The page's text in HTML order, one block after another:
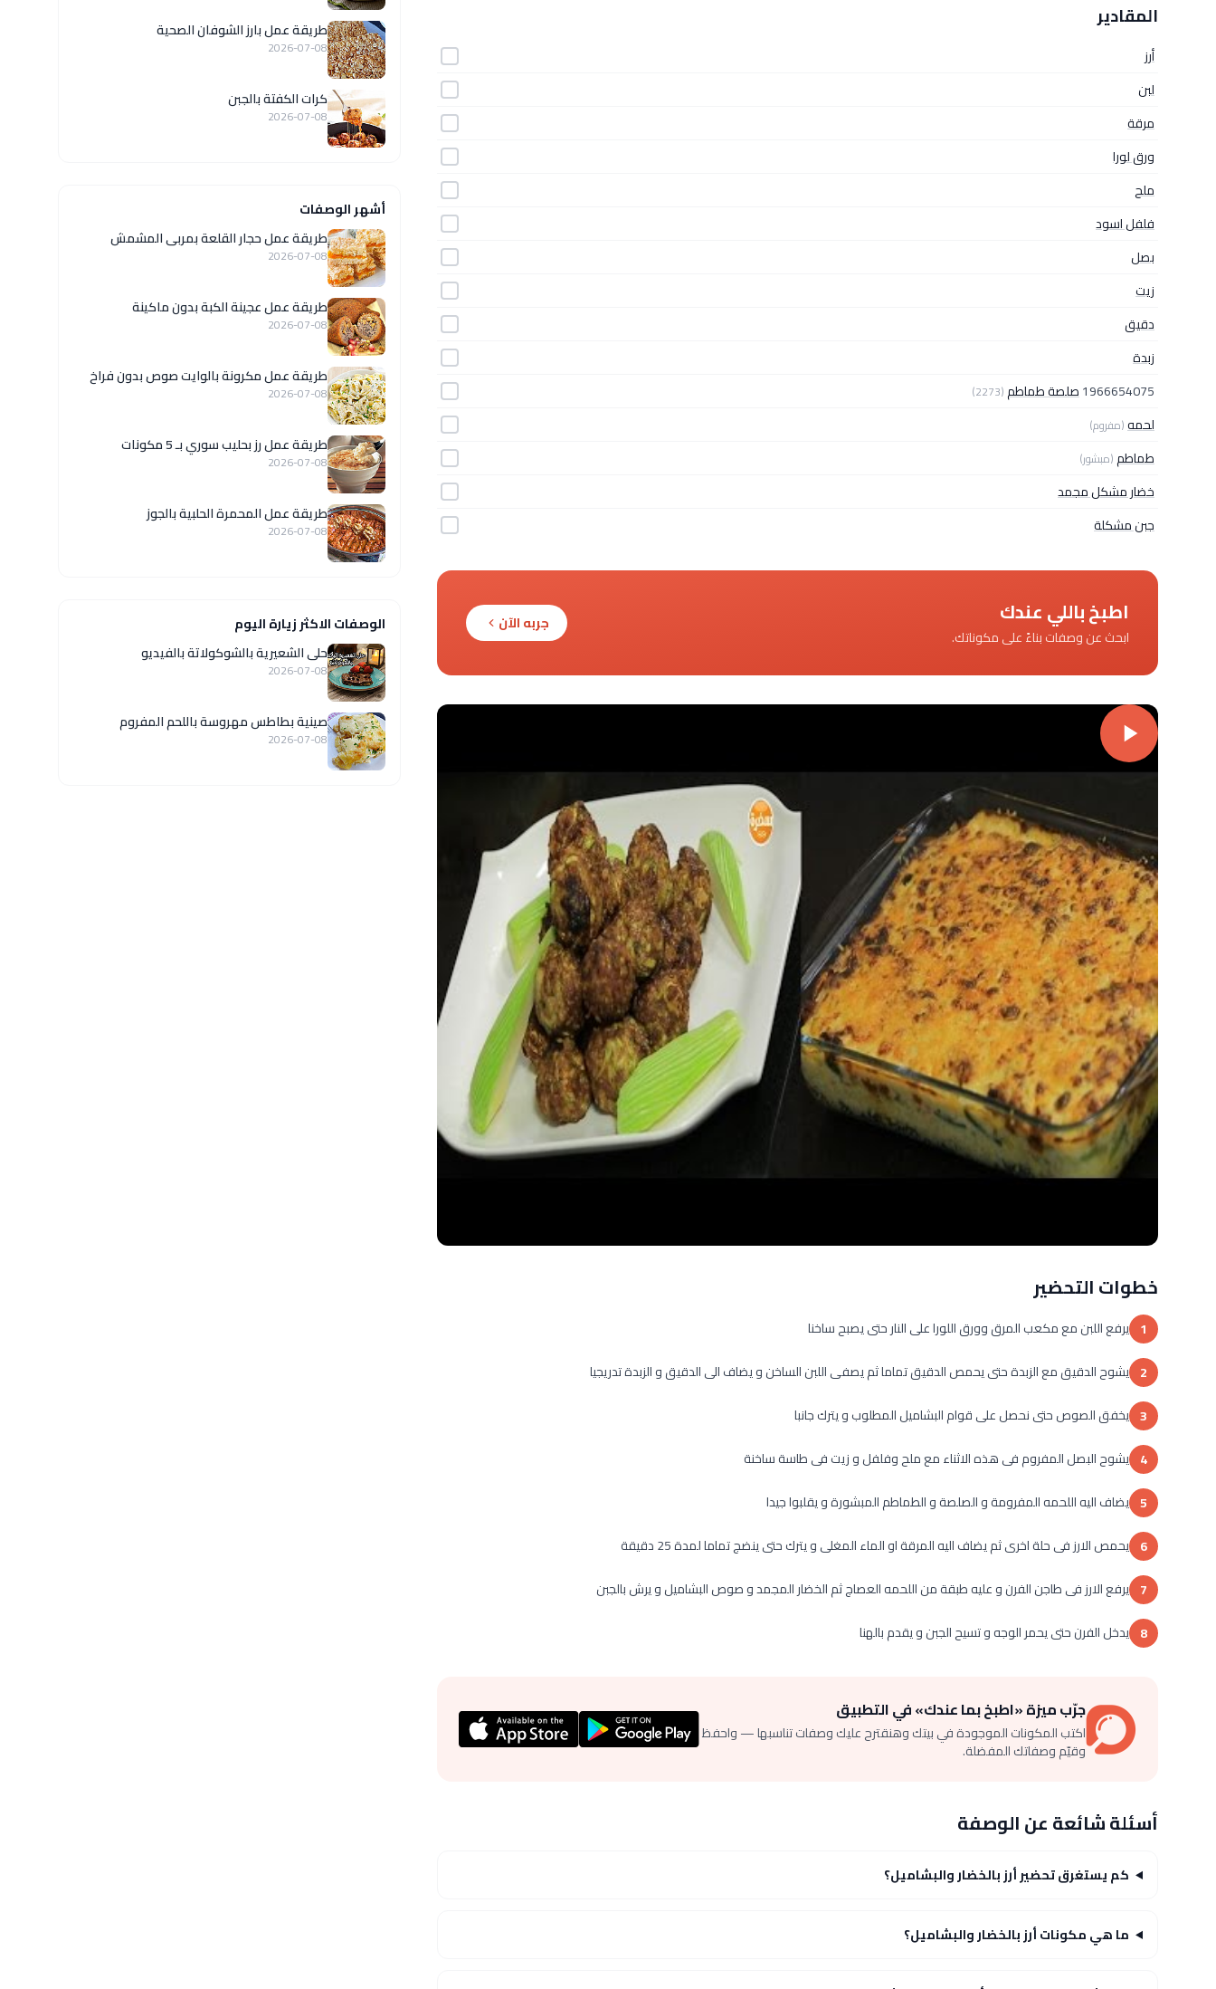
المقادير
أرز
لبن
مرقة
ورق لورا
ملح
فلفل اسود
بصل
زيت
دقيق
زبدة
1966654075صلصة طماطم(2273)
لحمه(مفروم)
طماطم(مبشور)
خضار مشكل مجمد
جبن مشكلة
اطبخ باللي عندك
ابحث عن وصفات بناءً على مكوناتك.
جربه الآن
خطوات التحضير
1 يرفع اللبن مع مكعب المرق وورق اللورا على النار حتى يصبح ساخنا
2 يشوح الدقيق مع الزبدة حتى يحمص الدقيق تماما ثم يصفى اللبن الساخن و يضاف الى الدقيق و الزبدة تدريجيا
3 يخفق الصوص حتى نحصل على قوام البشاميل المطلوب و يترك جانبا
4 يشوح البصل المفروم فى هذه الاثناء مع ملح وفلفل و زيت فى طاسة ساخنة
5 يضاف اليه اللحمه المفرومة و الصلصة و الطماطم المبشورة و يقلبوا جيدا
6 يحمص الارز فى حلة اخرى ثم يضاف اليه المرقة او الماء المغلى و يترك حتى ينضج تماما لمدة 25 دقيقة
7 يرفع الارز فى طاجن الفرن و عليه طبقة من اللحمه العصاج ثم الخضار المجمد و صوص البشاميل و يرش بالجبن
8 يدخل الفرن حتى يحمر الوجه و تسيح الجبن و يقدم بالهنا
جرّب ميزة «اطبخ بما عندك» في التطبيق
اكتب المكونات الموجودة في بيتك وهنقترح عليك وصفات تناسبها — واحفظ
وقيّم وصفاتك المفضلة.
أسئلة شائعة عن الوصفة
كم يستغرق تحضير أرز بالخضار والبشاميل؟
ما هي مكونات أرز بالخضار والبشاميل؟
طريقة عمل بارز الشوفان الصحية
2026-07-08
كرات الكفتة بالجبن
2026-07-08
أشهر الوصفات
طريقة عمل حجار القلعة بمربى المشمش
2026-07-08
طريقة عمل عجينة الكبة بدون ماكينة
2026-07-08
طريقة عمل مكرونة بالوايت صوص بدون فراخ
2026-07-08
طريقة عمل رز بحليب سوري بـ 5 مكونات
2026-07-08
طريقة عمل المحمرة الحلبية بالجوز
2026-07-08
الوصفات الاكثر زيارة اليوم
حلى الشعيرية بالشوكولاتة بالفيديو
2026-07-08
صينية بطاطس مهروسة باللحم المفروم
2026-07-08